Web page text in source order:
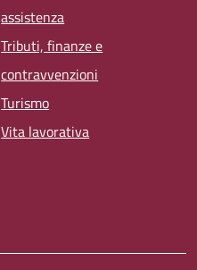
assistenza
Tributi, finanze e
contravvenzioni
Turismo
Vita lavorativa